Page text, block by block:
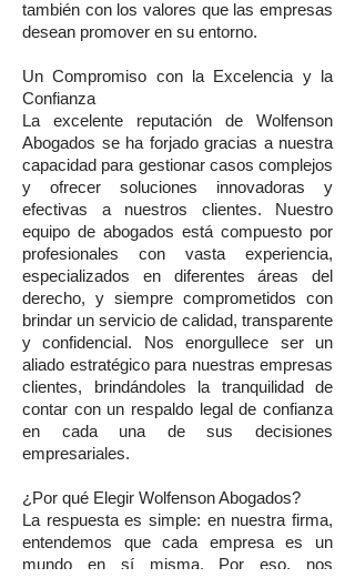
también con los valores que las empresas
desean promover en su entorno.
Un Compromiso con la Excelencia y la
Confianza
La excelente reputación de Wolfenson
Abogados se ha forjado gracias a nuestra
capacidad para gestionar casos complejos
y ofrecer soluciones innovadoras y
efectivas a nuestros clientes. Nuestro
equipo de abogados está compuesto por
profesionales con vasta experiencia,
especializados en diferentes áreas del
derecho, y siempre comprometidos con
brindar un servicio de calidad, transparente
y confidencial. Nos enorgullece ser un
aliado estratégico para nuestras empresas
clientes, brindándoles la tranquilidad de
contar con un respaldo legal de confianza
en cada una de sus decisiones
empresariales.
¿Por qué Elegir Wolfenson Abogados?
La respuesta es simple: en nuestra firma,
entendemos que cada empresa es un
mundo en sí misma. Por eso, nos